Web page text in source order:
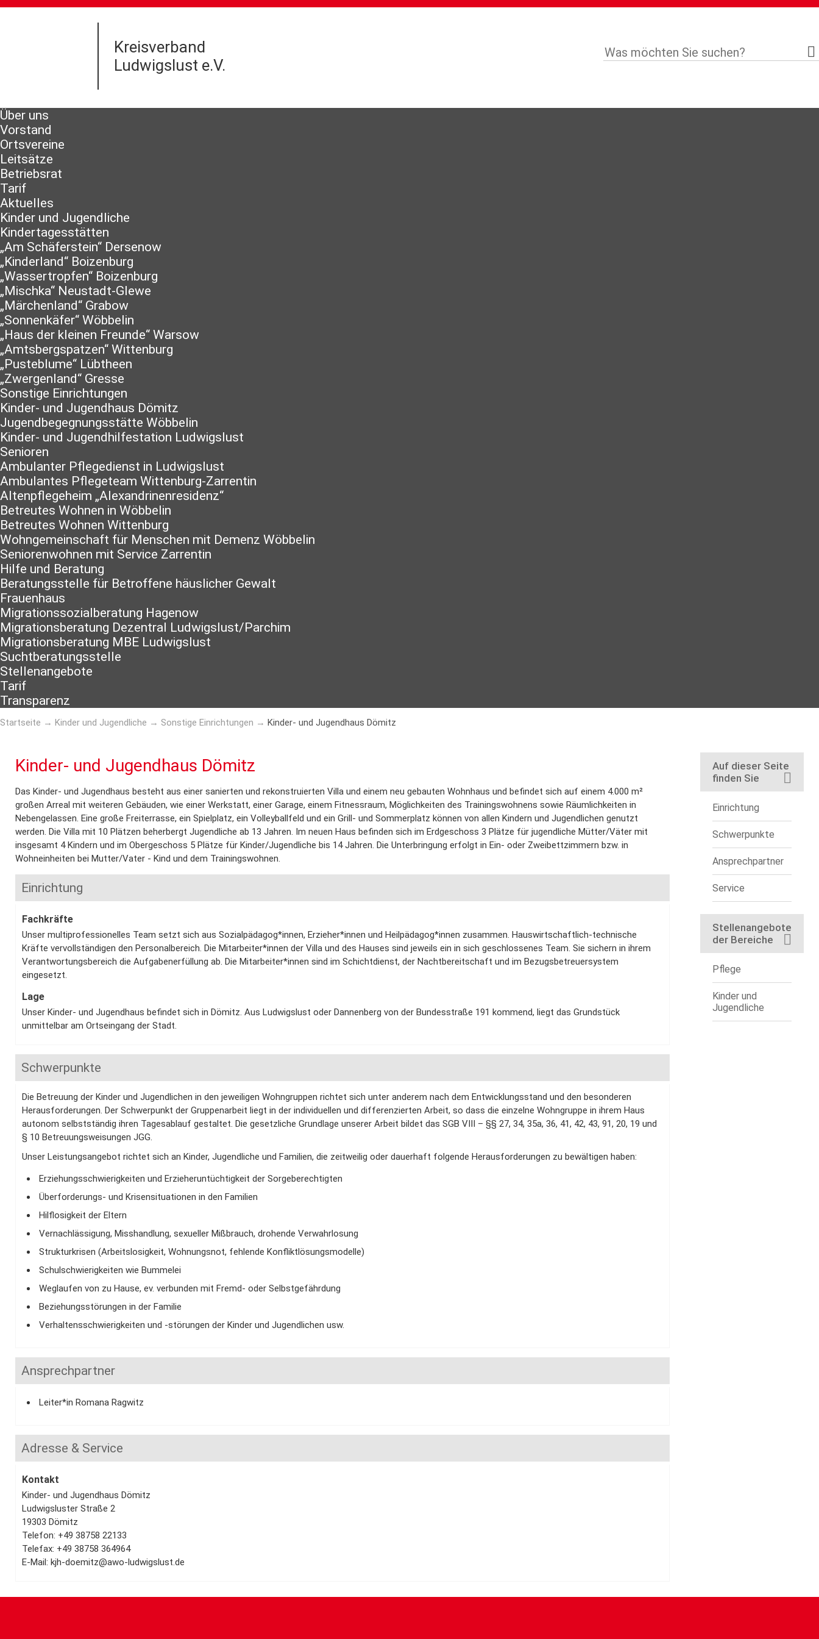
Kreisverband
Ludwigslust e.V.
Über uns
Vorstand
Ortsvereine
Leitsätze
Betriebsrat
Tarif
Aktuelles
Kinder und Jugendliche
Kindertagesstätten
„Am Schäferstein“ Dersenow
„Kinderland“ Boizenburg
„Wassertropfen“ Boizenburg
„Mischka“ Neustadt-Glewe
„Märchenland“ Grabow
„Sonnenkäfer“ Wöbbelin
„Haus der kleinen Freunde“ Warsow
„Amtsbergspatzen“ Wittenburg
„Pusteblume“ Lübtheen
„Zwergenland“ Gresse
Sonstige Einrichtungen
Kinder- und Jugendhaus Dömitz
Jugendbegegnungsstätte Wöbbelin
Kinder- und Jugendhilfestation Ludwigslust
Senioren
Ambulanter Pflegedienst in Ludwigslust
Ambulantes Pflegeteam Wittenburg-Zarrentin
Altenpflegeheim „Alexandrinenresidenz“
Betreutes Wohnen in Wöbbelin
Betreutes Wohnen Wittenburg
Wohngemeinschaft für Menschen mit Demenz Wöbbelin
Seniorenwohnen mit Service Zarrentin
Hilfe und Beratung
Beratungsstelle für Betroffene häuslicher Gewalt
Frauenhaus
Migrationssozialberatung Hagenow
Migrationsberatung Dezentral Ludwigslust/Parchim
Migrationsberatung MBE Ludwigslust
Suchtberatungsstelle
Stellenangebote
Tarif
Transparenz
Startseite → Kinder und Jugendliche → Sonstige Einrichtungen → Kinder- und Jugendhaus Dömitz
Kinder- und Jugendhaus Dömitz
Das Kinder- und Jugendhaus besteht aus einer sanierten und rekonstruierten Villa und einem neu gebauten Wohnhaus und befindet sich auf einem 4.000 m²
großen Arreal mit weiteren Gebäuden, wie einer Werkstatt, einer Garage, einem Fitnessraum, Möglichkeiten des Trainingswohnens sowie Räumlichkeiten in
Nebengelassen. Eine große Freiterrasse, ein Spielplatz, ein Volleyballfeld und ein Grill- und Sommerplatz können von allen Kindern und Jugendlichen genutzt
werden. Die Villa mit 10 Plätzen beherbergt Jugendliche ab 13 Jahren. Im neuen Haus befinden sich im Erdgeschoss 3 Plätze für jugendliche Mütter/Väter mit
insgesamt 4 Kindern und im Obergeschoss 5 Plätze für Kinder/Jugendliche bis 14 Jahren. Die Unterbringung erfolgt in Ein- oder Zweibettzimmern bzw. in
Wohneinheiten bei Mutter/Vater - Kind und dem Trainingswohnen.
Einrichtung
Fachkräfte
Unser multiprofessionelles Team setzt sich aus Sozialpädagog*innen, Erzieher*innen und Heilpädagog*innen zusammen. Hauswirtschaftlich-technische
Kräfte vervollständigen den Personalbereich. Die Mitarbeiter*innen der Villa und des Hauses sind jeweils ein in sich geschlossenes Team. Sie sichern in ihrem
Verantwortungsbereich die Aufgabenerfüllung ab. Die Mitarbeiter*innen sind im Schichtdienst, der Nachtbereitschaft und im Bezugsbetreuersystem
eingesetzt.
Lage
Unser Kinder- und Jugendhaus befindet sich in Dömitz. Aus Ludwigslust oder Dannenberg von der Bundesstraße 191 kommend, liegt das Grundstück
unmittelbar am Ortseingang der Stadt.
Schwerpunkte
Die Betreuung der Kinder und Jugendlichen in den jeweiligen Wohngruppen richtet sich unter anderem nach dem Entwicklungsstand und den besonderen
Herausforderungen. Der Schwerpunkt der Gruppenarbeit liegt in der individuellen und differenzierten Arbeit, so dass die einzelne Wohngruppe in ihrem Haus
autonom selbstständig ihren Tagesablauf gestaltet. Die gesetzliche Grundlage unserer Arbeit bildet das SGB VIII – §§ 27, 34, 35a, 36, 41, 42, 43, 91, 20, 19 und
§ 10 Betreuungsweisungen JGG.
Unser Leistungsangebot richtet sich an Kinder, Jugendliche und Familien, die zeitweilig oder dauerhaft folgende Herausforderungen zu bewältigen haben:
Erziehungsschwierigkeiten und Erzieheruntüchtigkeit der Sorgeberechtigten
Überforderungs- und Krisensituationen in den Familien
Hilflosigkeit der Eltern
Vernachlässigung, Misshandlung, sexueller Mißbrauch, drohende Verwahrlosung
Strukturkrisen (Arbeitslosigkeit, Wohnungsnot, fehlende Konfliktlösungsmodelle)
Schulschwierigkeiten wie Bummelei
Weglaufen von zu Hause, ev. verbunden mit Fremd- oder Selbstgefährdung
Beziehungsstörungen in der Familie
Verhaltensschwierigkeiten und -störungen der Kinder und Jugendlichen usw.
Ansprechpartner
Leiter*in Romana Ragwitz
Adresse & Service
Kontakt
Kinder- und Jugendhaus Dömitz
Ludwigsluster Straße 2
19303 Dömitz
Telefon: +49 38758 22133
Telefax: +49 38758 364964
E-Mail: kjh-doemitz@awo-ludwigslust.de
Auf dieser Seite
finden Sie
Einrichtung
Schwerpunkte
Ansprechpartner
Service
Stellenangebote
der Bereiche
Pflege
Kinder und
Jugendliche